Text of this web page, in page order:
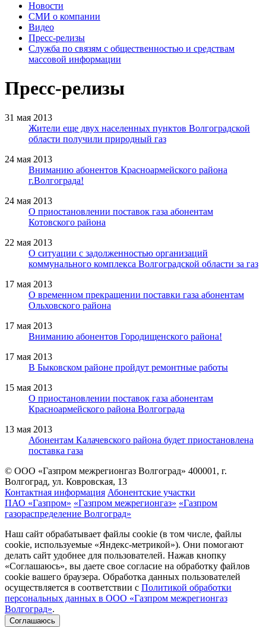
Новости
СМИ о компании
Видео
Пресс-релизы
Служба по связям с общественностью и средствам
массовой информации
Пресс-релизы
31 мая 2013
Жители еще двух населенных пунктов Волгоградской
области получили природный газ
24 мая 2013
Вниманию абонентов Красноармейского района
г.Волгограда!
24 мая 2013
О приостановлении поставок газа абонентам
Котовского района
22 мая 2013
О ситуации с задолженностью организаций
коммунального комплекса Волгоградской области за газ
17 мая 2013
О временном прекращении поставки газа абонентам
Ольховского района
17 мая 2013
Вниманию абонентов Городищенского района!
17 мая 2013
В Быковском районе пройдут ремонтные работы
15 мая 2013
О приостановлении поставок газа абонентам
Красноармейского района Волгограда
13 мая 2013
Абонентам Калачевского района будет приостановлена
поставка газа
© ООО «Газпром межрегионгаз Волгоград» 400001, г.
Волгоград, ул. Ковровская, 13
Контактная информация Абонентские участки
ПАО «Газпром» «Газпром межрегионгаз» «Газпром
газораспределение Волгоград»
Наш сайт обрабатывает файлы cookie (в том числе, файлы
cookie, используемые «Яндекс-метрикой»). Они помогают
делать сайт удобнее для пользователей. Нажав кнопку
«Соглашаюсь», вы даете свое согласие на обработку файлов
cookie вашего браузера. Обработка данных пользователей
осуществляется в соответствии с Политикой обработки
персональных данных в ООО «Газпром межрегионгаз
Волгоград».
Соглашаюсь